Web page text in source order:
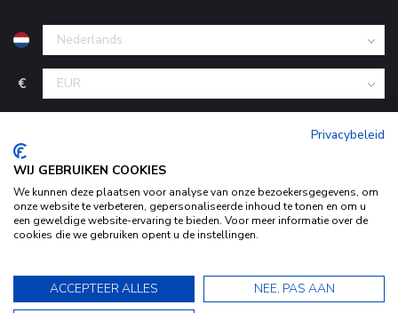
€
gebruik van cookies om onze website te verbeteren.
Dit bericht verbergen
Privacybeleid
WIJ GEBRUIKEN COOKIES
We kunnen deze plaatsen voor analyse van onze bezoekersgegevens, om
onze website te verbeteren, gepersonaliseerde inhoud te tonen en om u
een geweldige website-ervaring te bieden. Voor meer informatie over de
cookies die we gebruiken opent u de instellingen.
ACCEPTEER ALLES NEE, PAS AAN